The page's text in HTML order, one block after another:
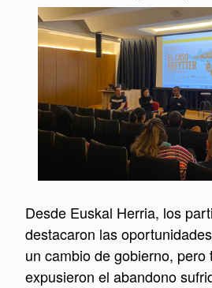
Desde Euskal Herria, los
destacaron las
un cambio de gobierno, pero
expusieron el abandono